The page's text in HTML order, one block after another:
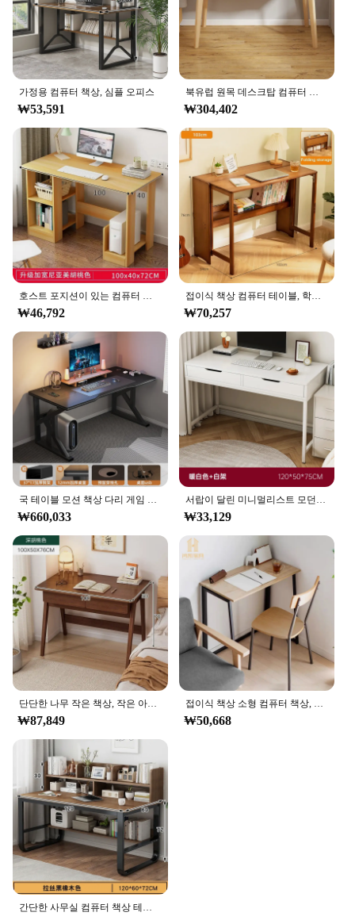
가정용 컴퓨터 책상, 심플 오피스
₩53,591
북유럽 원목 데스크탑 컴퓨터 책상, 간단한 가정 침실 서재 책상, 학생 쓰기 책상, 작은 책상, 사무실 책상
₩304,402
호스트 포지션이 있는 컴퓨터 책상, 학생 책상, 가정 공부 사무실, 간단한 소형 책상, 침실
₩46,792
접이식 책상 컴퓨터 테이블, 학생 가정용 소형 책상, 침실 침대 옆 쓰기 작업대, 노트북 테이블
₩70,257
국 테이블 모션 책상 다리 게임 모니터 가구, 가정용 컴퓨터 책상, PC 모양 접이식 소파 침대 독서 노트북
₩660,033
서랍이 달린 미니멀리스트 모던 사무실 책상, 가정용 책상, 소녀 침실, 메이크업 책상, 드레싱 테이블
₩33,129
단단한 나무 작은 책상, 작은 아파트 사무실 컴퓨터 책상, 가정 학생 침실, 간단한 학생 공부 책상
₩87,849
접이식 책상 소형 컴퓨터 책상, 가정 사무실 책상, 접이식 테이블, 가정 사무실 가구
₩50,668
간단한 사무실 컴퓨터 책상 테이블, 보관 책장, 쓰기 책상 컴퓨터, 100 cm, 120 cm, 140cm